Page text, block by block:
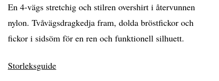
En 4-vägs stretchig och stilren overshirt i återvunnen
nylon. Tvåvägsdragkedja fram, dolda bröstfickor och
fickor i sidsöm för en ren och funktionell silhuett.
Storleksguide